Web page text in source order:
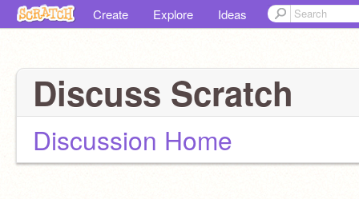
Create Explore Ideas
Discuss Scratch
Discussion Home